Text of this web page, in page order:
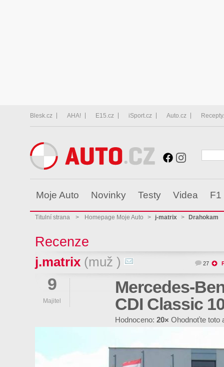
Blesk.cz AHA! E15.cz iSport.cz Auto.cz
Moje Auto Novinky Testy Videa F1
Titulní strana > Homepage Moje Auto > j-matrix > Drahokam
Recenze
j.matrix (muž ) 27
9
Majitel
Mercedes-
CDI Classic
Hodnoceno: 20× Ohodnoťte toto